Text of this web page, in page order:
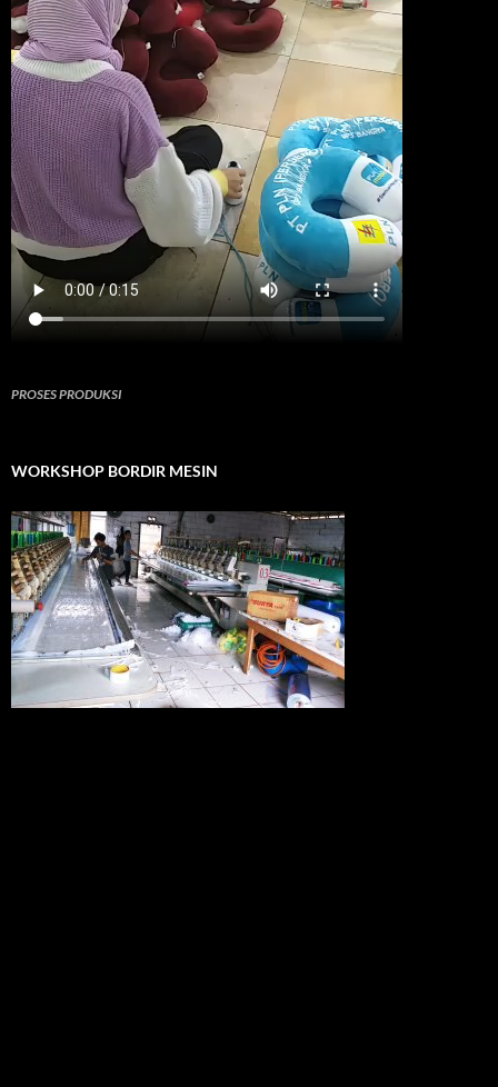
PROSES PRODUKSI
WORKSHOP BORDIR MESIN